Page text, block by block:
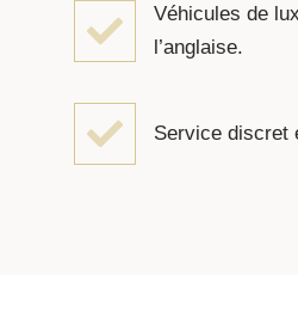
Véhicules de
l’anglaise.
Service discret